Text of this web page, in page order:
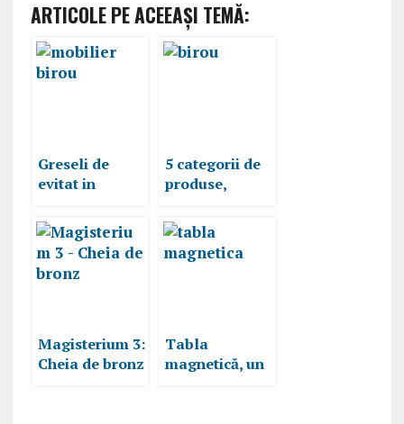
ARTICOLE PE ACEEAŞI TEMĂ:
Greseli de
evitat in
biroului
5 categorii de
produse,
importante în
orice birou
Magisterium 3:
Cheia de bronz
Tabla
magnetică, un